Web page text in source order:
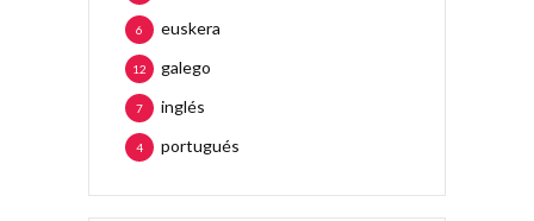
euskera
6
galego
12
inglés
7
portugués
4